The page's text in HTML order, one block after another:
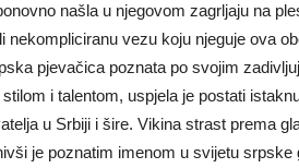
našla u njegovom zagrljaju na
nekompliciranu vezu koju njeguje ova
pjevačica poznata po svojim
i talentom, uspjela je postati
u Srbiji i šire. Vikina strast prema
je poznatim imenom u svijetu srpske